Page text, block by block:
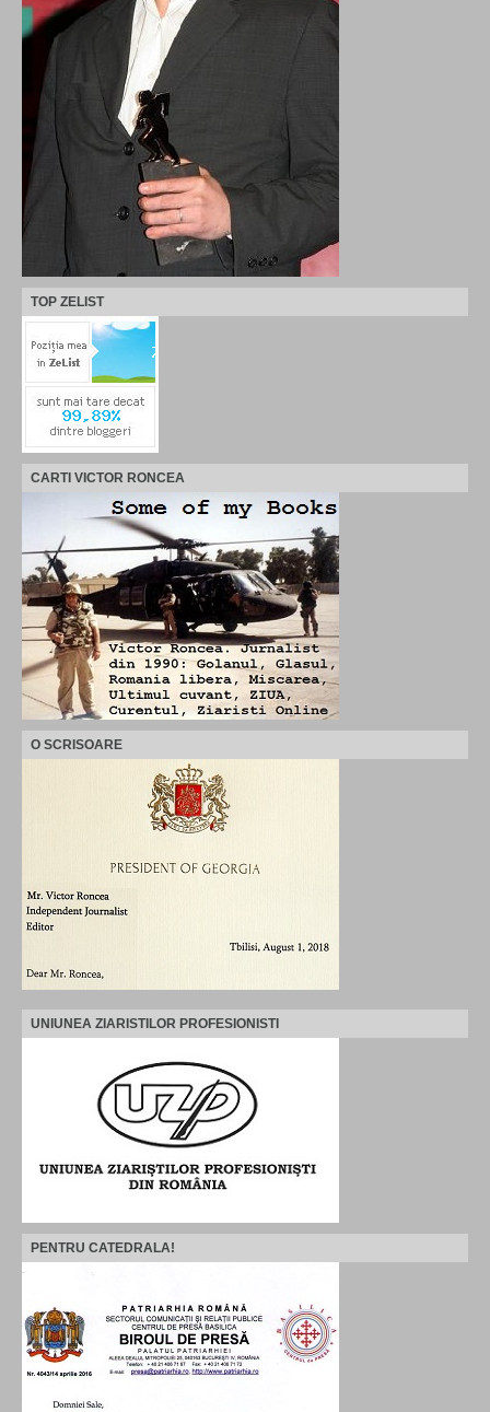
TOP ZELIST
CARTI VICTOR RONCEA
O SCRISOARE
UNIUNEA ZIARISTILOR PROFESIONISTI
PENTRU CATEDRALA!